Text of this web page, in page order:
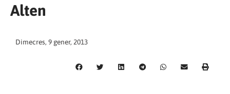
Alten
Dimecres, 9 gener, 2013